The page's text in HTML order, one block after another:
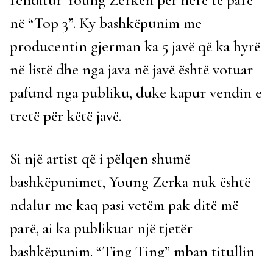
në “Top 3”. Ky bashkëpunim me
producentin gjerman ka 5 javë që ka hyrë
në listë dhe nga java në javë është votuar
pafund nga publiku, duke kapur vendin e
tretë për këtë javë.
Si një artist që i pëlqen shumë
bashkëpunimet, Young Zerka nuk është
ndalur me kaq pasi vetëm pak ditë më
parë, ai ka publikuar një tjetër
bashkëpunim. “Ting Ting” mban titullin